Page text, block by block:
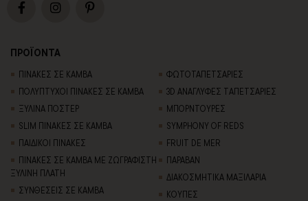
ΠΡΟΪΟΝΤΑ
ΠΙΝΑΚΕΣ ΣΕ ΚΑΜΒΑ
ΠΟΛΥΠΤΥΧΟΙ ΠΙΝΑΚΕΣ ΣΕ ΚΑΜΒΑ
ΞΥΛΙΝΑ ΠΟΣΤΕΡ
SLIM ΠΙΝΑΚΕΣ ΣΕ ΚΑΜΒΑ
ΠΑΙΔΙΚΟΙ ΠΙΝΑΚΕΣ
ΠΙΝΑΚΕΣ ΣΕ ΚΑΜΒΑ ΜΕ ΖΩΓΡΑΦΙΣΤΗ
ΞΥΛΙΝΗ ΠΛΑΤΗ
ΣΥΝΘΕΣΕΙΣ ΣΕ ΚΑΜΒΑ
ΦΩΤΟΤΑΠΕΤΣΑΡΙΕΣ
3D AΝΑΓΛΥΦΕΣ TΑΠΕΤΣΑΡΙΕΣ
ΜΠΟΡΝΤΟΥΡΕΣ
SYMPHONY OF REDS
FRUIT DE MER
ΠΑΡΑΒΑΝ
ΔΙΑΚΟΣΜΗΤΙΚΑ ΜΑΞΙΛΑΡΙΑ
ΚΟΥΠΕΣ